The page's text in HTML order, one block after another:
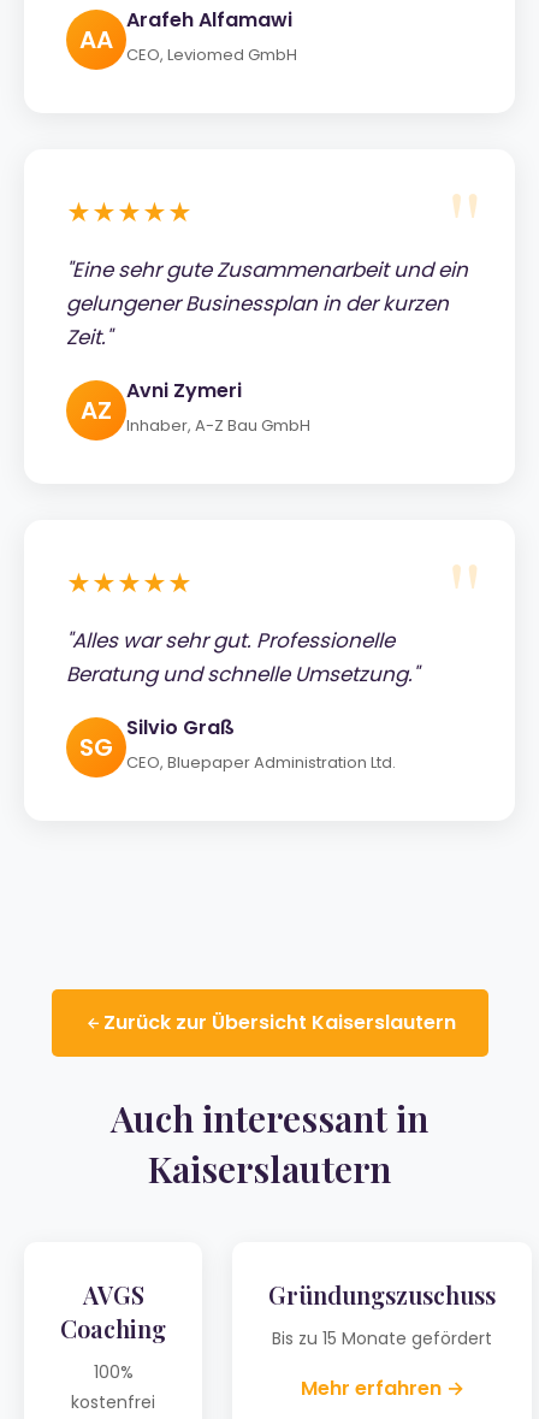
AA
Arafeh Alfamawi
CEO, Leviomed GmbH
★★★★★
"Eine sehr gute Zusammenarbeit und ein
gelungener Businessplan in der kurzen
Zeit."
AZ
Avni Zymeri
Inhaber, A-Z Bau GmbH
★★★★★
"Alles war sehr gut. Professionelle
Beratung und schnelle Umsetzung."
SG
Silvio Graß
CEO, Bluepaper Administration Ltd.
Zurück zur Übersicht Kaiserslautern
Auch interessant in
Kaiserslautern
AVGS
Coaching
100%
kostenfrei
Gründungszuschuss
Bis zu 15 Monate gefördert
Mehr erfahren →